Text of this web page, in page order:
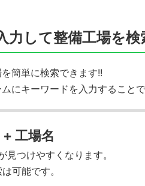
力して整備工場を検
簡単に検索できます!!
にキーワードを入力すること
工場名
見つけやすくなります。
可能です。